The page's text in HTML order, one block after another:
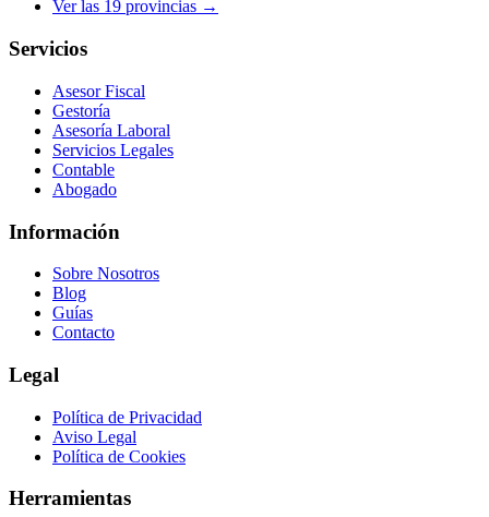
Ver las 19 provincias →
Servicios
Asesor Fiscal
Gestoría
Asesoría Laboral
Servicios Legales
Contable
Abogado
Información
Sobre Nosotros
Blog
Guías
Contacto
Legal
Política de Privacidad
Aviso Legal
Política de Cookies
Herramientas